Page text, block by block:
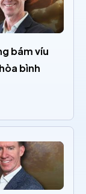
bám víu
bình